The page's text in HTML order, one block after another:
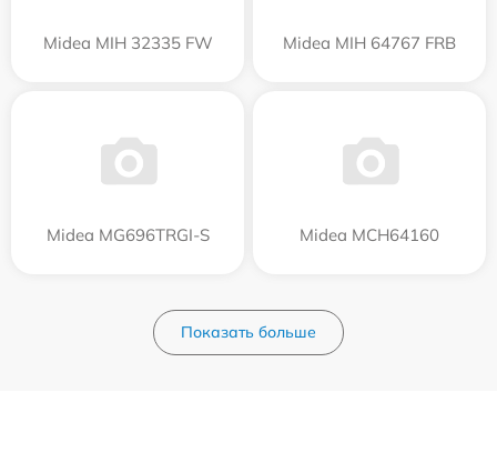
Midea MIH 32335 FW Midea MIH 64767 FRB
Midea MG696TRGI-S Midea MCH64160
Показать больше